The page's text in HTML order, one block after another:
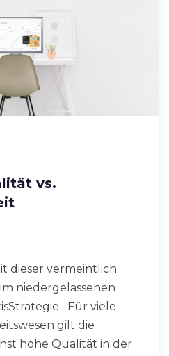
vs.
dieser vermeintlich
niedergelassenen
Für viele
gilt die
hohe Qualität in der